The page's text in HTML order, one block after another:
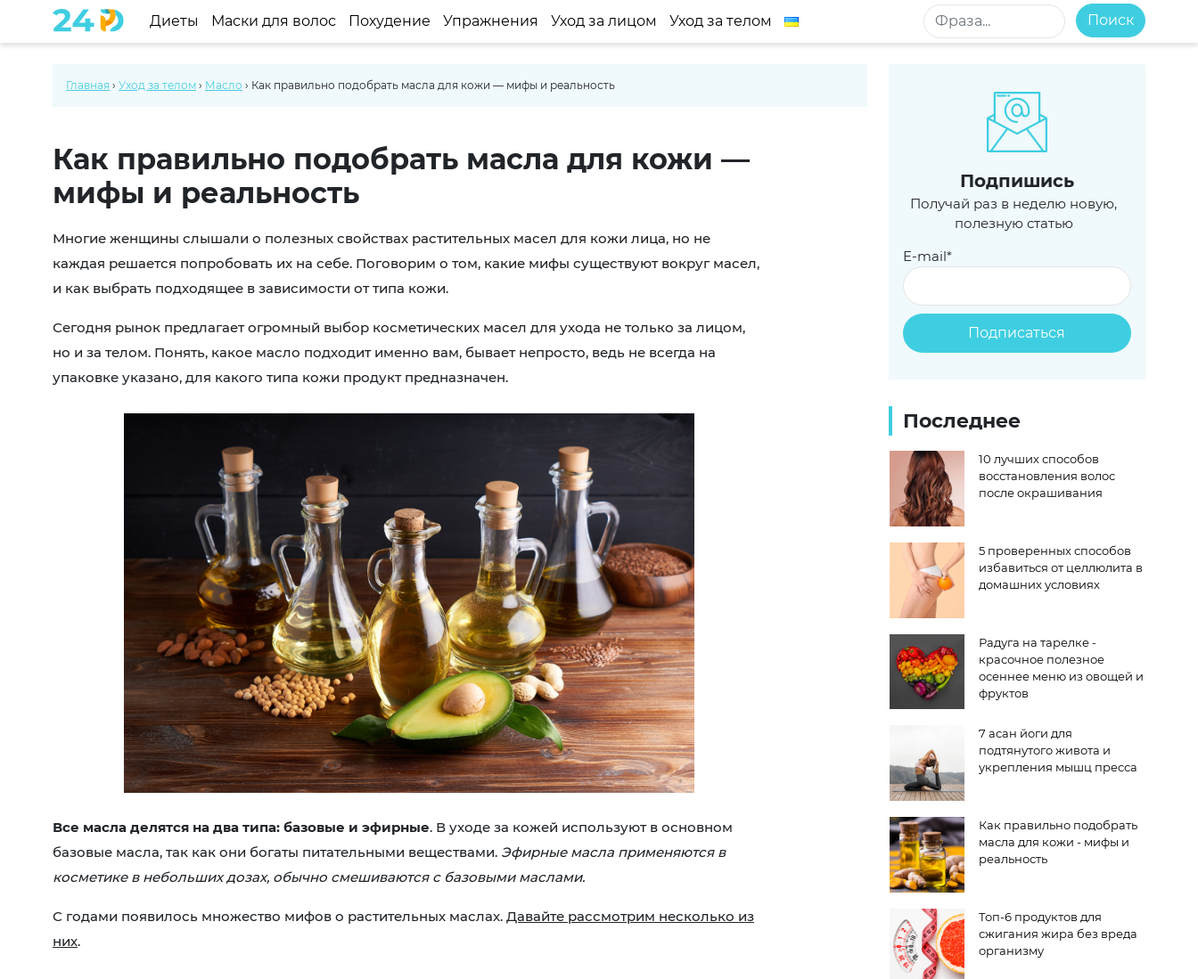
Диеты Маски для волос Похудение Упражнения Уход за лицом Уход за телом Поиск
Главная › Уход за телом › Масло › Как правильно подобрать масла для кожи — мифы и реальность
Как правильно подобрать масла для кожи —
мифы и реальность
Многие женщины слышали о полезных свойствах растительных масел для кожи лица, но не
каждая решается попробовать их на себе. Поговорим о том, какие мифы существуют вокруг масел,
и как выбрать подходящее в зависимости от типа кожи.
Сегодня рынок предлагает огромный выбор косметических масел для ухода не только за лицом,
но и за телом. Понять, какое масло подходит именно вам, бывает непросто, ведь не всегда на
упаковке указано, для какого типа кожи продукт предназначен.
Все масла делятся на два типа: базовые и эфирные. В уходе за кожей используют в основном
базовые масла, так как они богаты питательными веществами. Эфирные масла применяются в
косметике в небольших дозах, обычно смешиваются с базовыми маслами.
С годами появилось множество мифов о растительных маслах. Давайте рассмотрим несколько из
них.
Подпишись
Получай раз в неделю новую,
полезную статью
E-mail*
Последнее
10 лучших способов
восстановления волос
после окрашивания
5 проверенных способов
избавиться от целлюлита в
домашних условиях
Радуга на тарелке -
красочное полезное
осеннее меню из овощей и
фруктов
7 асан йоги для
подтянутого живота и
укрепления мышц пресса
Как правильно подобрать
масла для кожи - мифы и
реальность
Топ-6 продуктов для
сжигания жира без вреда
организму